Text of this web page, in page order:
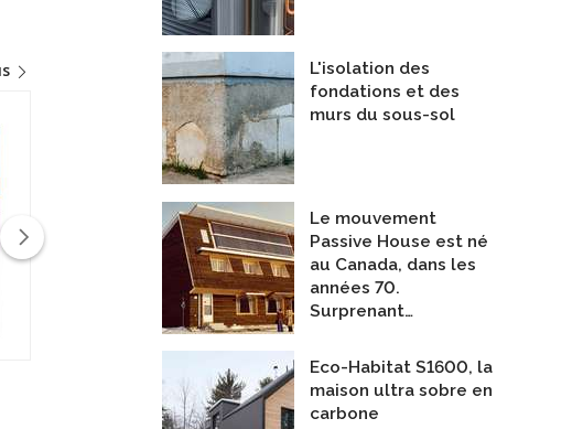
L'isolation des
fondations et des
murs du sous-sol
Le mouvement
Passive House est né
au Canada, dans les
années 70.
Surprenant…
Eco-Habitat S1600, la
maison ultra sobre en
carbone
Accessoires de foyer
De Foyer de masse MD
Lunos ™ Touch air Comfort
De Lunos Canada